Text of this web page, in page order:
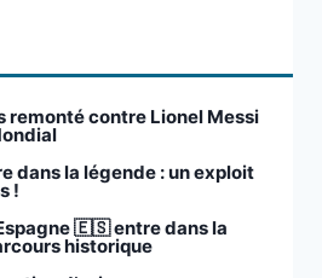
remonté contre Lionel Messi
dans la légende : un exploit
!
🇪🇸 entre dans la
historique